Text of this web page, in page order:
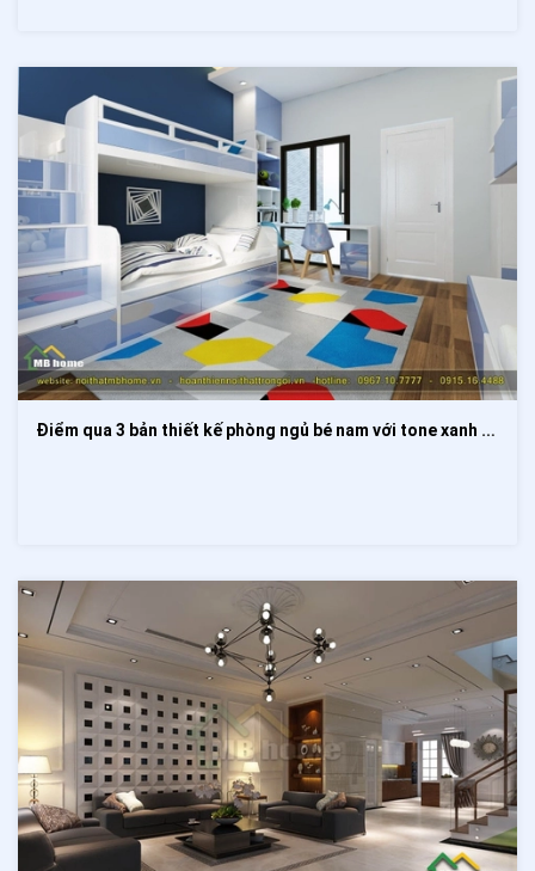
Điểm qua 3 bản thiết kế phòng ngủ bé nam với tone xanh dương năng động